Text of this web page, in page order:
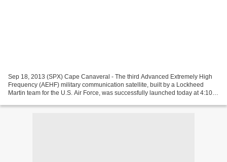
Sep 18, 2013 (SPX) Cape Canaveral - The third Advanced Extremely High
Frequency (AEHF) military communication satellite, built by a Lockheed
Martin team for the U.S. Air Force, was successfully launched today at 4:10